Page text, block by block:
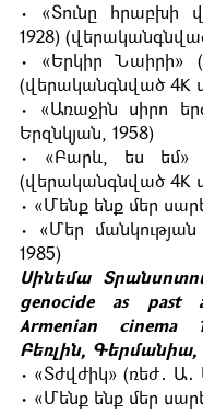
• «Տունը հրաբխի
1928)
• «Երկիր Նաիրի»
(վերականգնված 4K
• «Առաջին սիրո
Երզնկյան, 1958)
• «Բարև, ես եմ»
(վերականգնված 4K
• «Մենք ենք մեր
• «Մեր
1985)
Սինեմա
genocide as past
Armenian cinema
Բեռլին, Գերմանիա,
• «Տժվժիկ» (ռեժ․
• «Մենք ենք մեր